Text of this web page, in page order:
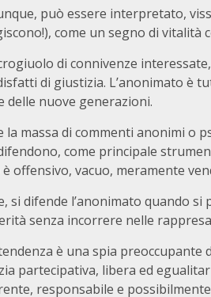
può essere interpretato,
come un segno di
di connivenze
di giustizia. L’anonimato è
delle nuove generazioni.
la massa di commenti anonimi o
come principale
offensivo, vacuo, meramente
si difende l’anonimato quando
senza incorrere nelle
è una spia
partecipativa, libera ed
responsabile e